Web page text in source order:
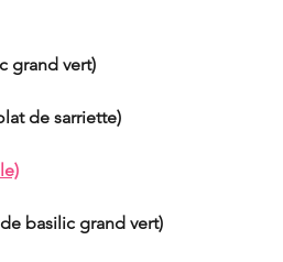
grand vert)
de sarriette)
basilic grand vert)